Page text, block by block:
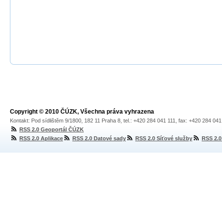
Copyright © 2010 ČÚZK, Všechna práva vyhrazena
Kontakt: Pod sídlištěm 9/1800, 182 11 Praha 8, tel.: +420 284 041 111, fax: +420 284
RSS 2.0 Geoportál ČÚZK
RSS 2.0 Aplikace
RSS 2.0 Datové sady RSS 2.0 Síťové služby RSS